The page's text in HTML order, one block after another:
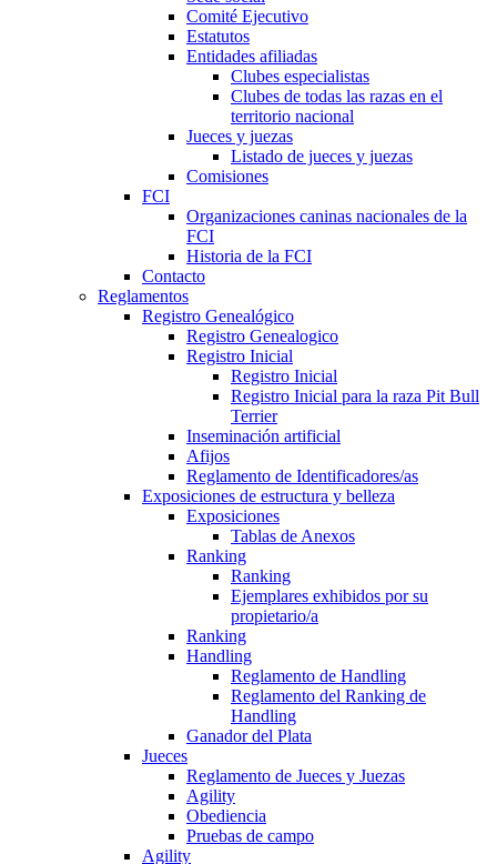
Comité Ejecutivo
Estatutos
Entidades afiliadas
Clubes especialistas
Clubes de todas las razas en el
territorio nacional
Jueces y juezas
Listado de jueces y juezas
Comisiones
FCI
Organizaciones caninas nacionales de la
FCI
Historia de la FCI
Contacto
Reglamentos
Registro Genealógico
Registro Genealogico
Registro Inicial
Registro Inicial
Registro Inicial para la raza Pit Bull
Terrier
Inseminación artificial
Afijos
Reglamento de Identificadores/as
Exposiciones de estructura y belleza
Exposiciones
Tablas de Anexos
Ranking
Ranking
Ejemplares exhibidos por su
propietario/a
Ranking
Handling
Reglamento de Handling
Reglamento del Ranking de
Handling
Ganador del Plata
Jueces
Reglamento de Jueces y Juezas
Agility
Obediencia
Pruebas de campo
Agility